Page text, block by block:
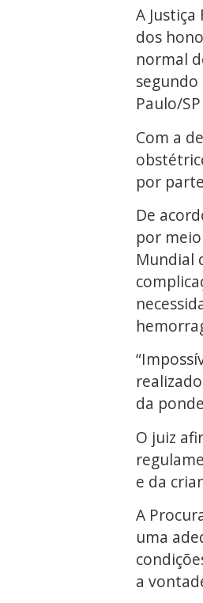
A
dos
normal
segundo
Paulo/
Com a
por
De
por
Mundial
da
O juiz
e da
A
uma
a